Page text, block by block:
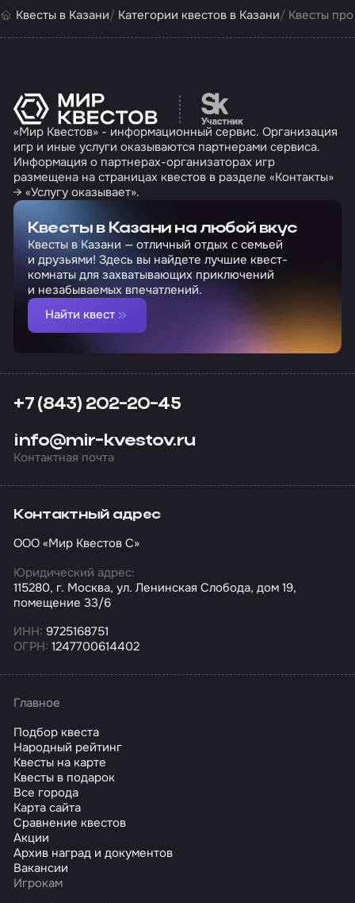
Квесты в Казани Категории квестов в Казани Квесты
Перейти на сайт
«Мир Квестов» - информационный сервис. Организация
игр и иные услуги оказываются партнерами сервиса.
Информация о партнерах-организаторах игр
размещена на страницах квестов в разделе «Контакты»
→ «Услугу оказывает».
Квесты в Казани на любой вкус
Квесты в Казани — отличный отдых с семьей
и друзьями! Здесь вы найдете лучшие квест-
комнаты для захватывающих приключений
и незабываемых впечатлений.
Найти квест
+7 (843) 202-20-45
info@mir-kvestov.ru
Контактная почта
Контактный адрес
ООО «Мир Квестов С»
Юридический адрес:
115280, г. Москва, ул. Ленинская Слобода, дом 19,
помещение 33/6
ИНН: 9725168751
ОГРН: 1247700614402
Главное
Подбор квеста
Народный рейтинг
Квесты на карте
Квесты в подарок
Все города
Карта сайта
Сравнение квестов
Акции
Архив наград и документов
Вакансии
Игрокам